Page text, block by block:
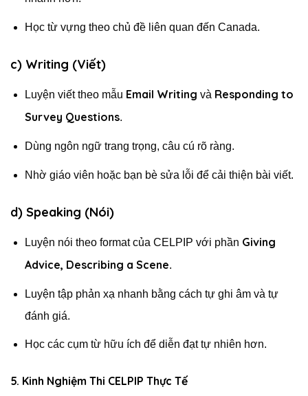
Học từ vựng theo chủ đề liên quan đến Canada.
c) Writing (Viết)
Luyện viết theo mẫu Email Writing và Responding to
Survey Questions.
Dùng ngôn ngữ trang trọng, câu cú rõ ràng.
Nhờ giáo viên hoặc bạn bè sửa lỗi để cải thiện bài viết.
d) Speaking (Nói)
Luyện nói theo format của CELPIP với phần Giving
Advice, Describing a Scene.
Luyện tập phản xạ nhanh bằng cách tự ghi âm và tự
đánh giá.
Học các cụm từ hữu ích để diễn đạt tự nhiên hơn.
5. Kinh Nghiệm Thi CELPIP Thực Tế